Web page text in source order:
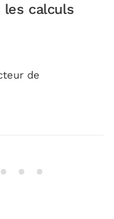
les calculs
de